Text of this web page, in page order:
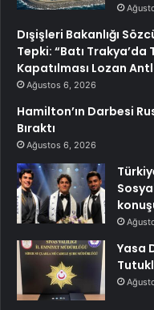
Dışişleri Bakanlığı
Tepki: “Batı Trakya’da
Kapatılması Lozan
Ağustos 6, 2026
Hamilton’ın Darbesi
Bıraktı
Ağustos 6, 2026
Yasa